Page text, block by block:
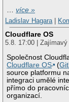
…více »
Ladislav Hagara|
Cloudflare OS
5.8. 17:00 | Zajímavý
Společnost
Cloudflare OS
(
source platformu
integraci umělé
přímo do
organizací.